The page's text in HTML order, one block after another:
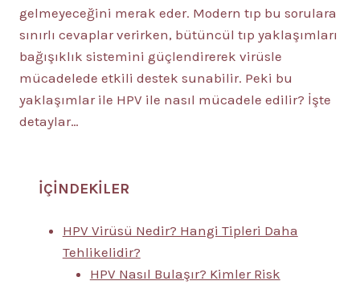
gelmeyeceğini merak eder. Modern tıp bu sorulara
sınırlı cevaplar verirken, bütüncül tıp yaklaşımları
bağışıklık sistemini güçlendirerek virüsle
mücadelede etkili destek sunabilir. Peki bu
yaklaşımlar ile HPV ile nasıl mücadele edilir? İşte
detaylar…
İÇİNDEKİLER
HPV Virüsü Nedir? Hangi Tipleri Daha
Tehlikelidir?
HPV Nasıl Bulaşır? Kimler Risk